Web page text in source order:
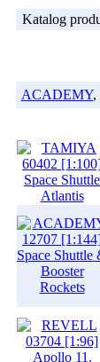
Katalog
ACADEMY,